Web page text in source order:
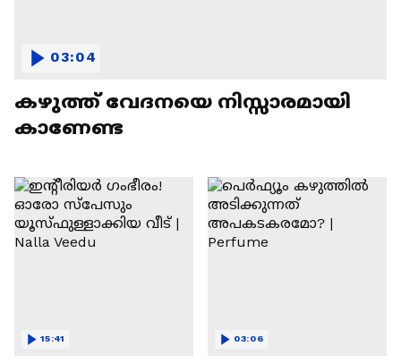
കഴുത്ത് വേദനയെ നിസ്സാരമായി
കാണേണ്ട
03:04
15:41 03:06